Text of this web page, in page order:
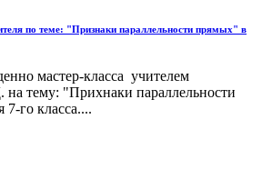
по теме: "Признаки параллельности прямых" в
мастер-класса учителем
на тему: "Прихнаки параллельности
го класса....